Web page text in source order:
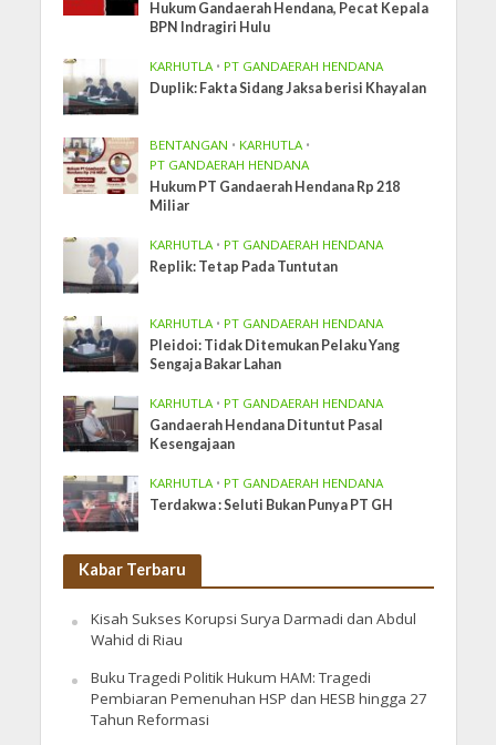
Hukum Gandaerah Hendana, Pecat Kepala
BPN Indragiri Hulu
KARHUTLA • PT GANDAERAH HENDANA
Duplik: Fakta Sidang Jaksa berisi Khayalan
BENTANGAN • KARHUTLA •
PT GANDAERAH HENDANA
Hukum PT Gandaerah Hendana Rp 218
Miliar
KARHUTLA • PT GANDAERAH HENDANA
Replik: Tetap Pada Tuntutan
KARHUTLA • PT GANDAERAH HENDANA
Pleidoi: Tidak Ditemukan Pelaku Yang
Sengaja Bakar Lahan
KARHUTLA • PT GANDAERAH HENDANA
Gandaerah Hendana Dituntut Pasal
Kesengajaan
KARHUTLA • PT GANDAERAH HENDANA
Terdakwa : Seluti Bukan Punya PT GH
Kabar Terbaru
Kisah Sukses Korupsi Surya Darmadi dan Abdul
Wahid di Riau
Buku Tragedi Politik Hukum HAM: Tragedi
Pembiaran Pemenuhan HSP dan HESB hingga 27
Tahun Reformasi